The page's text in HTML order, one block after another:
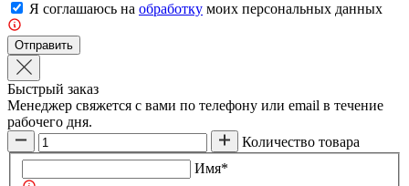
Я соглашаюсь на обработку моих персональных данных
Отправить
Быстрый заказ
Менеджер свяжется с вами по телефону или email в течение
рабочего дня.
Количество товара
Имя*